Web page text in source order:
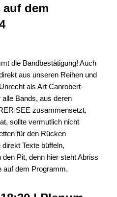
auf dem
die Bandbestätigung! Auch
aus unseren Reihen und
als Art Canrobert-
Bands, aus deren
SEE zusammensetzt,
sollte vermutlich nicht
für den Rücken
Texte büffeln,
Pit, denn hier steht Abriss
auf dem Programm.